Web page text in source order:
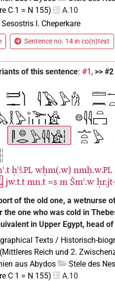
C 1 = N 155)
A.10
Sesostris I. Cheperkare
Sentence no. 14 in co(n)text
of this sentence: #1 , >>
ḥꜥꜣ.PL wḥm(.w) nmḥ.w.PL
jw.t.t mn.t =s m Šmꜥ.w
of the old one, a wetnurse
the one who was cold in
in Upper Egypt, head
Texts / Historisch-
Reich und 2.
aus Abydos Stele des
C 1 = N 155)
A.10